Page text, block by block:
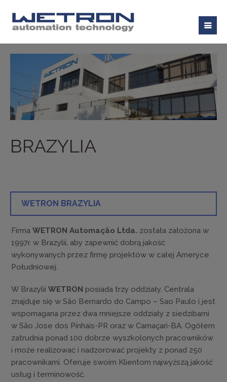
BRAZYLIA
WETRON BRAZYLIA
Firma WETRON Automação Ltda. została założona w
1997r. w Brazylii, aby zapewnić dobrą jakość
wykonywanych przez firmę projektów w całej Ameryce
Południowej.
W Brazylii WETRON posiada trzy oddziały. Centrala
znajduje się w São Bernardo do Campo – Sao Paulo i jest
wspomagana przez dwa mniejsze oddziały z siedzibami
w São Jose dos Pinhais-PR oraz w Camaçari-BA. Ogółem
zatrudnia ponad 100 dobrze wyszkolonych pracowników
i może realizować i nadzorować projekty z ponad 250
pracownikami. Oferuje swoim Klientom najwyższą jakość
usług i terminowość.